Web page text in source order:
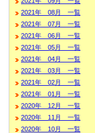
2021年 08月 一覧
2021年 07月 一覧
2021年 06月 一覧
2021年 05月 一覧
2021年 04月 一覧
2021年 03月 一覧
2021年 02月 一覧
2021年 01月 一覧
2020年 12月 一覧
2020年 11月 一覧
2020年 10月 一覧